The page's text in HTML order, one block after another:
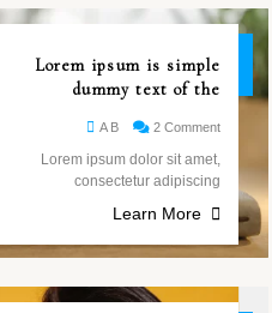
26
Lorem ipsum is simple
dummy text of the
A B 2 Comment
Lorem ipsum dolor sit amet,
consectetur adipiscing
Learn More